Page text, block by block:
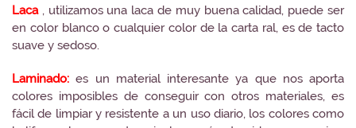
Laca, utilizamos una laca de muy buena calidad, puede ser
en color blanco o cualquier color de la carta ral, es de tacto
suave y sedoso.
Laminado: es un material interesante ya que nos aporta
colores imposibles de conseguir con otros materiales, es
fácil de limpiar y resistente a un uso diario, los colores como